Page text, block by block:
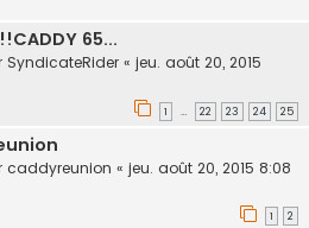
65...
SyndicateRider « jeu. août 20, 2015
1 … 22 23 24 25
caddyreunion « jeu. août 20, 2015 8:08
1 2